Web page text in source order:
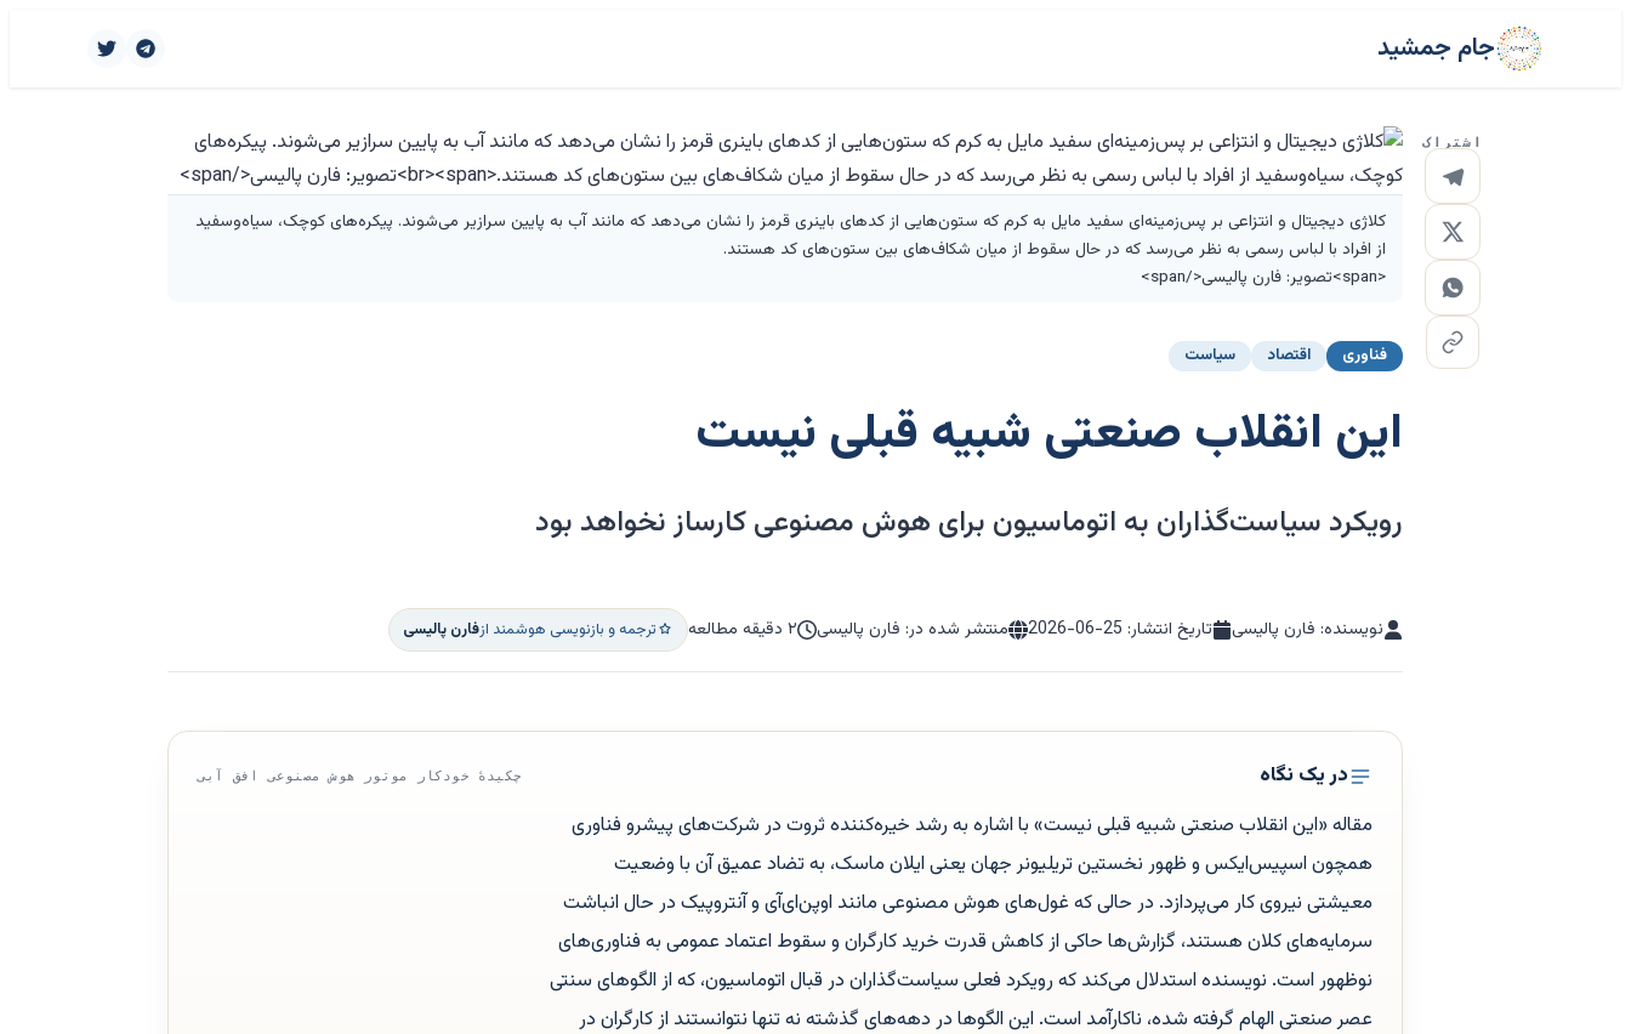
جام جمشید
اشتراک
کلاژی دیجیتال و انتزاعی بر پس‌زمینه‌ای سفید مایل به کرم که ستون‌هایی از کدهای باینری قرمز را نشان می‌دهد که مانند آب به پایین سرازیر می‌شوند. پیکره‌های کوچک، سیاه‌وسفید
از افراد با لباس رسمی به نظر می‌رسد که در حال سقوط از میان شکاف‌های بین ستون‌های کد هستند.
<span>تصویر: فارن پالیسی</span>
فناوری اقتصاد سیاست
این انقلاب صنعتی شبیه قبلی نیست
رویکرد سیاست‌گذاران به اتوماسیون برای هوش مصنوعی کارساز نخواهد بود
نویسنده: فارن پالیسی تاریخ انتشار: 2026-06-25 منتشر شده در: فارن پالیسی ۲ دقیقه مطالعه ترجمه و بازنویسی هوشمند ازفارن پالیسی
در یک نگاه چکیدهٔ خودکار موتور هوش مصنوعی افق آبی
مقاله «این انقلاب صنعتی شبیه قبلی نیست» با اشاره به رشد خیره‌کننده ثروت در شرکت‌های پیشرو فناوری
همچون اسپیس‌ایکس و ظهور نخستین تریلیونر جهان یعنی ایلان ماسک، به تضاد عمیق آن با وضعیت
معیشتی نیروی کار می‌پردازد. در حالی که غول‌های هوش مصنوعی مانند اوپن‌ای‌آی و آنتروپیک در حال انباشت
سرمایه‌های کلان هستند، گزارش‌ها حاکی از کاهش قدرت خرید کارگران و سقوط اعتماد عمومی به فناوری‌های
نوظهور است. نویسنده استدلال می‌کند که رویکرد فعلی سیاست‌گذاران در قبال اتوماسیون، که از الگوهای سنتی
عصر صنعتی الهام گرفته شده، ناکارآمد است. این الگوها در دهه‌های گذشته نه تنها نتوانستند از کارگران در